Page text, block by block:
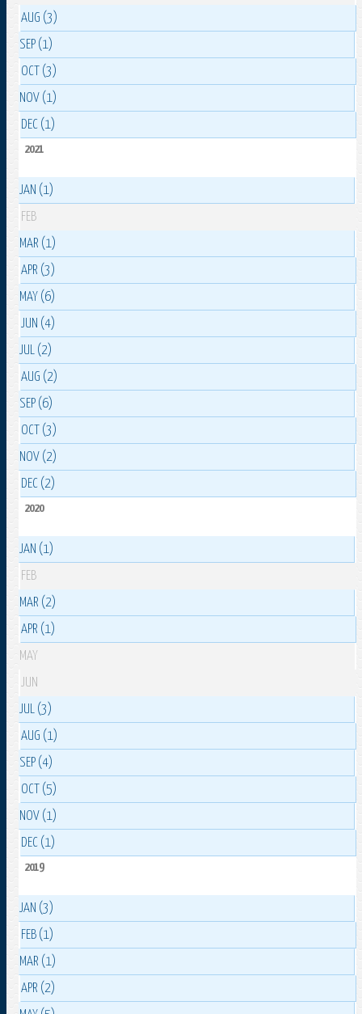
AUG (3)
SEP (1)
OCT (3)
NOV (1)
DEC (1)
2021
JAN (1)
FEB
MAR (1)
APR (3)
MAY (6)
JUN (4)
JUL (2)
AUG (2)
SEP (6)
OCT (3)
NOV (2)
DEC (2)
2020
JAN (1)
FEB
MAR (2)
APR (1)
MAY
JUN
JUL (3)
AUG (1)
SEP (4)
OCT (5)
NOV (1)
DEC (1)
2019
JAN (3)
FEB (1)
MAR (1)
APR (2)